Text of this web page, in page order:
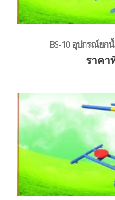
BS-10 อุปกรณ์ยก
ราคา